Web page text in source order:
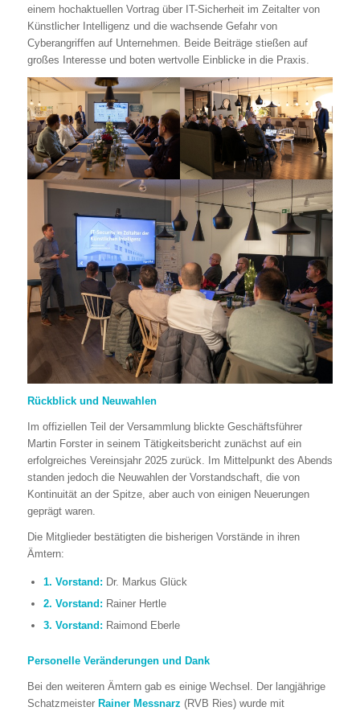
einem hochaktuellen Vortrag über IT-Sicherheit im Zeitalter von
Künstlicher Intelligenz und die wachsende Gefahr von
Cyberangriffen auf Unternehmen. Beide Beiträge stießen auf
großes Interesse und boten wertvolle Einblicke in die Praxis.
Rückblick und Neuwahlen
Im offiziellen Teil der Versammlung blickte Geschäftsführer
Martin Forster in seinem Tätigkeitsbericht zunächst auf ein
erfolgreiches Vereinsjahr 2025 zurück. Im Mittelpunkt des Abends
standen jedoch die Neuwahlen der Vorstandschaft, die von
Kontinuität an der Spitze, aber auch von einigen Neuerungen
geprägt waren.
Die Mitglieder bestätigten die bisherigen Vorstände in ihren
Ämtern:
1. Vorstand: Dr. Markus Glück
2. Vorstand: Rainer Hertle
3. Vorstand: Raimond Eberle
Personelle Veränderungen und Dank
Bei den weiteren Ämtern gab es einige Wechsel. Der langjährige
Schatzmeister Rainer Messnarz (RVB Ries) wurde mit